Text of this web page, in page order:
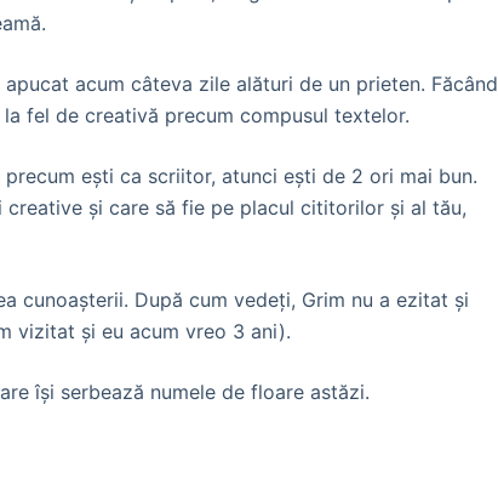
acum câteva zile alături de un prieten. Făcând
fel de creativă precum compusul textelor.
eşti ca scriitor, atunci eşti de 2 ori mai bun.
şi care să fie pe placul cititorilor şi al tău,
cunoaşterii. După cum vedeţi, Grim nu a ezitat şi
vizitat şi eu acum vreo 3 ani).
îşi serbează numele de floare astăzi.